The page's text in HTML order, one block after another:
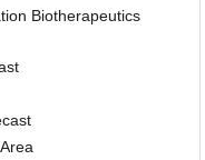
Biotherapeutics